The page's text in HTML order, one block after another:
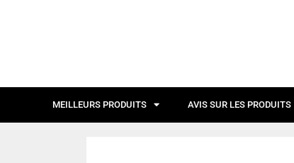
MEILLEURS PRODUITS AVIS SUR LES PRODUITS